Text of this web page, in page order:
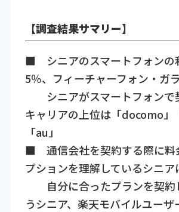
【調査結果サマリー】
■ シニアのスマートフォンの
5％、フィーチャーフォン・ガ
シニアがスマートフォンで
キャリアの上位は「docomo」
「au」
■ 通信会社を契約する際に料
プションを理解しているシニア
自分に合ったプランを契約
うシニア、楽天モバイルユーザ